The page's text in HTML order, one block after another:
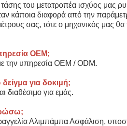
του μετατροπέα ισχύος μας
κάποια διαφορά από την
σας, τότε ο μηχανικός μας
OEM;
την υπηρεσία OEM / ODM.
για δοκιμή;
διαθέσιμο για εμάς.
Αλιμπάμπα Ασφάλιση,